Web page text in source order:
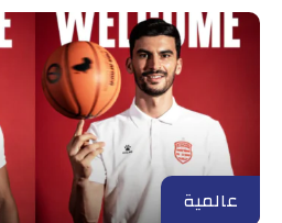
عالمية